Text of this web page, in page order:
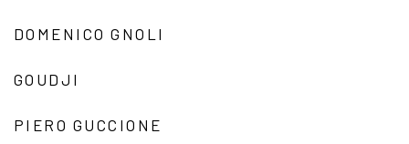
DOMENICO GNOLI
GOUDJI
PIERO GUCCIONE